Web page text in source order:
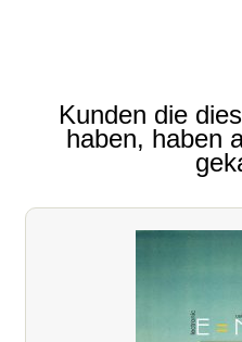
Kunden die
haben, haben